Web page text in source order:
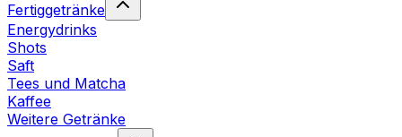
Fertiggetränke
Energydrinks
Shots
Saft
Tees und Matcha
Kaffee
Weitere Getränke